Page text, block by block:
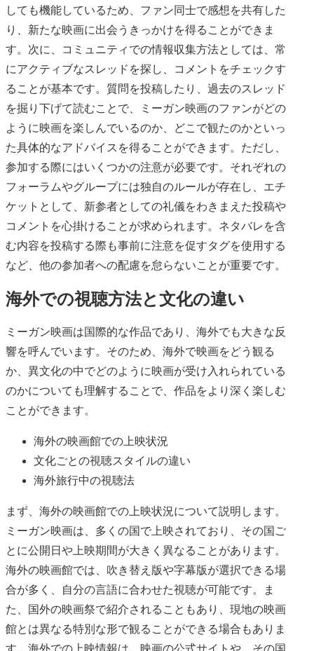
しても機能しているため、ファン同士で感想を共有した
り、新たな映画に出会うきっかけを得ることができま
す。次に、コミュニティでの情報収集方法としては、常
にアクティブなスレッドを探し、コメントをチェックす
ることが基本です。質問を投稿したり、過去のスレッド
を掘り下げて読むことで、ミーガン映画のファンがどの
ように映画を楽しんでいるのか、どこで観たのかといっ
た具体的なアドバイスを得ることができます。ただし、
参加する際にはいくつかの注意が必要です。それぞれの
フォーラムやグループには独自のルールが存在し、エチ
ケットとして、新参者としての礼儀をわきまえた投稿や
コメントを心掛けることが求められます。ネタバレを含
む内容を投稿する際も事前に注意を促すタグを使用する
など、他の参加者への配慮を怠らないことが重要です。
海外での視聴方法と文化の違い
ミーガン映画は国際的な作品であり、海外でも大きな反
響を呼んでいます。そのため、海外で映画をどう観る
か、異文化の中でどのように映画が受け入れられている
のかについても理解することで、作品をより深く楽しむ
ことができます。
海外の映画館での上映状況
文化ごとの視聴スタイルの違い
海外旅行中の視聴法
まず、海外の映画館での上映状況について説明します。
ミーガン映画は、多くの国で上映されており、その国ご
とに公開日や上映期間が大きく異なることがあります。
海外の映画館では、吹き替え版や字幕版が選択できる場
合が多く、自分の言語に合わせた視聴が可能です。ま
た、国外の映画祭で紹介されることもあり、現地の映画
館とは異なる特別な形で観ることができる場合もありま